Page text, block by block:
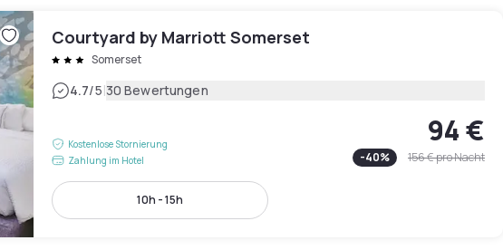
Courtyard by Marriott Somerset
Somerset
4.7/5|30 Bewertungen
Kostenlose Stornierung
Zahlung im Hotel
94 €
-40% 156 €pro Nacht
10h - 15h